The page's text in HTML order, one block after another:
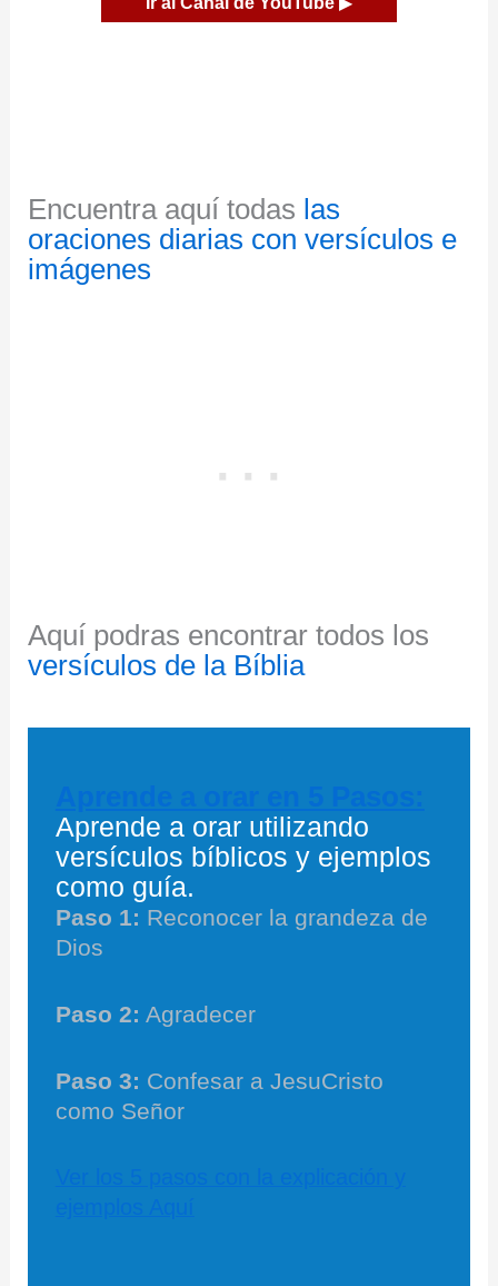
Encuentra aquí todas las
oraciones diarias con versículos e
imágenes
Aquí podras encontrar todos los
versículos de la Bíblia
Aprende a orar utilizando
versículos bíblicos y ejemplos
como guía.
Paso 1: Reconocer la grandeza de
Dios
Paso 2: Agradecer
Paso 3: Confesar a JesuCristo
como Señor